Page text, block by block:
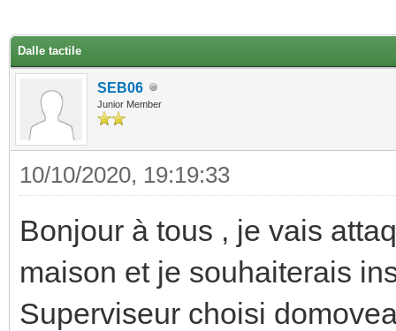
Dalle tactile
SEB06
Junior Member
10/10/2020, 19:19:33
Bonjour à tous , je vais
maison et je souhaiterais
Superviseur choisi